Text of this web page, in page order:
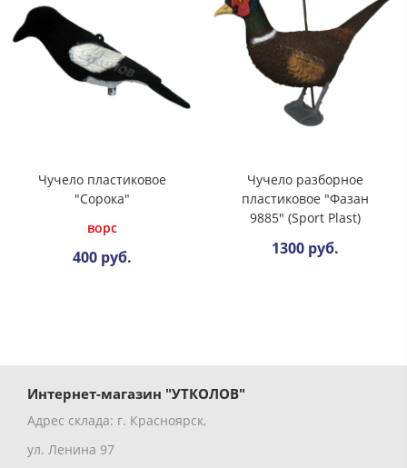
Чучело пластиковое
"Сорока"
ворс
400 руб.
Чучело разборное
пластиковое "Фазан
9885" (Sport Plast)
1300 руб.
Интернет-магазин "УТКОЛОВ"
Адрес склада: г. Красноярск,
ул. Ленина 97